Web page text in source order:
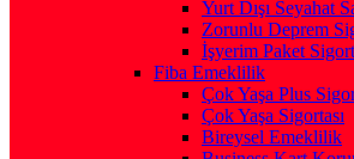
Yurt Dışı Seyahat
Zorunlu Deprem
İşyerim Paket
Fiba Emeklilik
Çok Yaşa Plus
Çok Yaşa Sigortası
Bireysel Emeklilik